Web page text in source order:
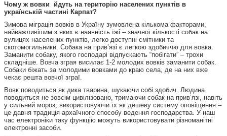
Чому ж вовки йдуть на територію населених пунктів в
українській частині Карпат?
Зимова міграція вовків в Україну зумовлена кількома факторами,
найважливішим з яких є наявність їжі – значної кількості собак на
вулицях населених пунктів, легко доступні смітники та
скотомогильники. Собака на прив’язі є легкою здобиччю для вовка.
Заманити собаку, якого господарі відпускають “побігати” – трохи
складніше. Вовча зграя висилає 1-2 молодих вовків заманити собак.
Собаки біжать за молодими вовками до краю села, де на них вже
чекає решта вовчої зграї.
Вовк поводиться як дика тварина, шукаючи собі здобич. Людина
поводиться не зовсім цивілізовано, тримаючи собак на прив’язі, навіть
у сильний мороз, використовуючи їх як дешеву систему оповіщення –
це давня традиція архаїчного способу ведення господарства. У наш
час електроніки таку функцію можуть використовувати різноманітні
електронні засоби.